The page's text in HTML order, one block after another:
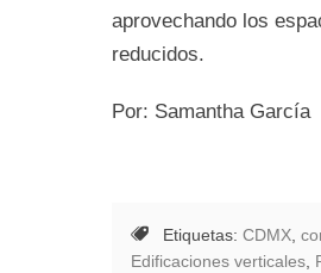
aprovechando los
reducidos.
Por: Samantha García
Etiquetas: CDMX
Edificaciones verticales